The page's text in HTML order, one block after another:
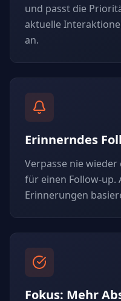
und passt die
aktuelle
an.
Erinnerndes
Verpasse nie
für einen Follow-up.
Erinnerungen
Fokus: Mehr